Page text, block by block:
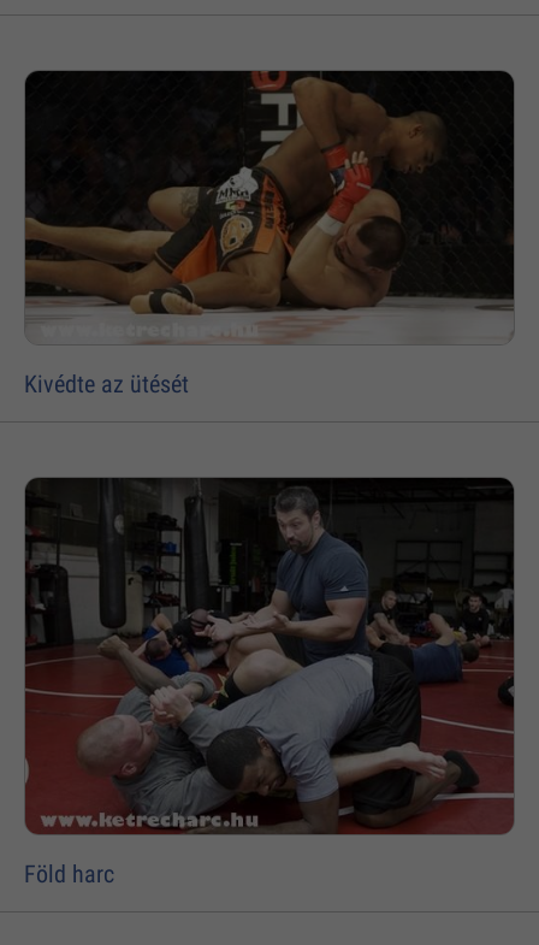
Kivédte az ütését
Föld harc